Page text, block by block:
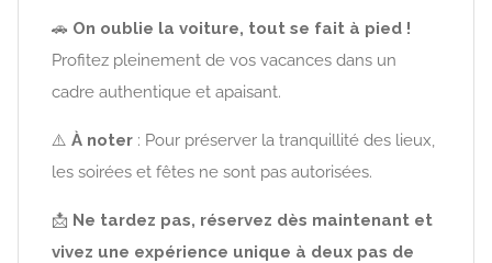
🚗 On oublie la voiture, tout se fait à pied !
Profitez pleinement de vos vacances dans un
cadre authentique et apaisant.
⚠️ À noter : Pour préserver la tranquillité des lieux,
les soirées et fêtes ne sont pas autorisées.
📩 Ne tardez pas, réservez dès maintenant et
vivez une expérience unique à deux pas de